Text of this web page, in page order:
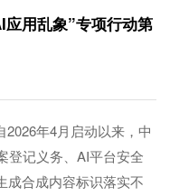
应用乱象”专项行动第
2026年4月启动以来，中
登记义务、AI平台安全
成合成内容标识落实不